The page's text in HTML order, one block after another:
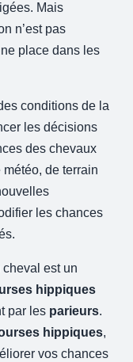
Mais
n’est pas
place dans les
conditions de la
les décisions
des chevaux
de terrain
les chances
cheval est un
hippiques
par les parieurs.
hippiques,
vos chances